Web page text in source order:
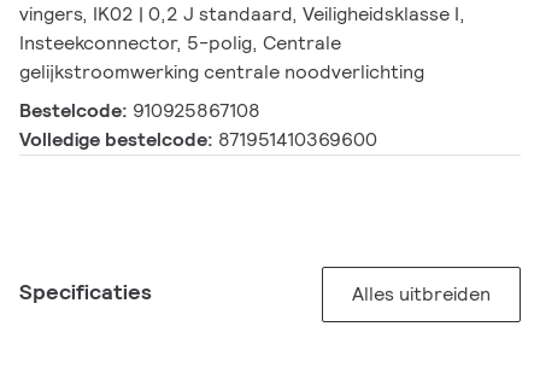
vingers, IK02 | 0,2 J standaard, Veiligheidsklasse I,
Insteekconnector, 5-polig, Centrale
gelijkstroomwerking centrale noodverlichting
Bestelcode: 910925867108
Volledige bestelcode: 871951410369600
Specificaties Alles uitbreiden